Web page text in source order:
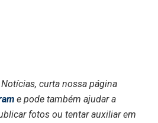
curta nossa página
e pode também ajudar a
fotos ou tentar auxiliar em